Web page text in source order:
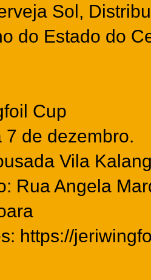
Sol,
do Estado do
Cup
7 de dezembro.
Vila
Rua Angela
https://